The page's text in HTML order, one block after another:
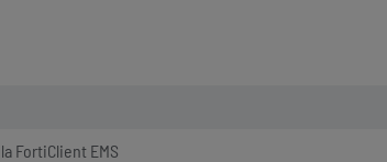
FortiClient EMS